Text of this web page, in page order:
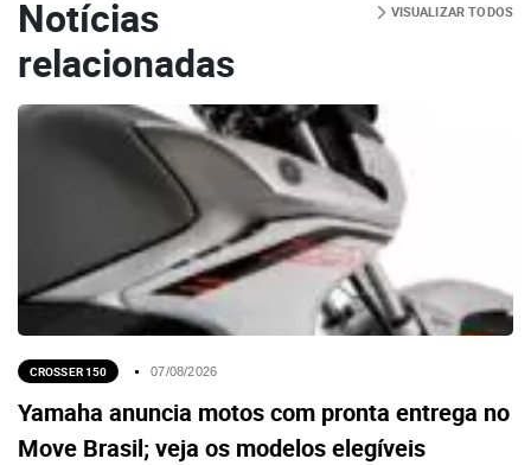
Notícias
relacionadas
VISUALIZAR TODOS
CROSSER 150 07/08/2026
Yamaha anuncia motos com pronta entrega no
Move Brasil; veja os modelos elegíveis